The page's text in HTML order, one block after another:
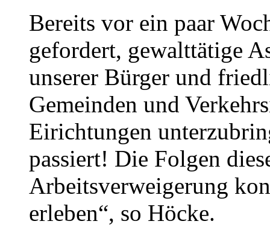
Bereits vor ein paar
gefordert, gewalttätige
unserer Bürger und
Gemeinden und
Eirichtungen
passiert! Die Folgen
Arbeitsverweigerung
erleben“, so Höcke.